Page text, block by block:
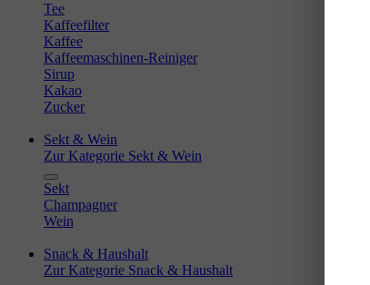
Tee
Kaffeefilter
Kaffee
Kaffeemaschinen-Reiniger
Sirup
Kakao
Zucker
Sekt & Wein
Zur Kategorie Sekt & Wein
Sekt
Champagner
Wein
Snack & Haushalt
Zur Kategorie Snack & Haushalt